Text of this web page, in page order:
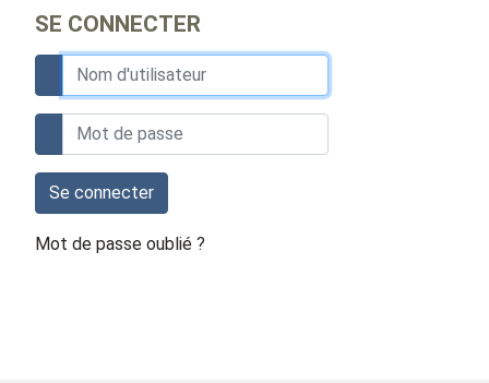
SE CONNECTER
Se connecter
Mot de passe oublié ?